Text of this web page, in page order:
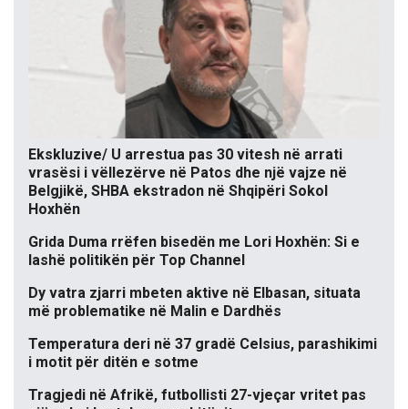
Ekskluzive/ U arrestua pas 30 vitesh në arrati
vrasësi i vëllezërve në Patos dhe një vajze në
Belgjikë, SHBA ekstradon në Shqipëri Sokol
Hoxhën
Grida Duma rrëfen bisedën me Lori Hoxhën: Si e
lashë politikën për Top Channel
Dy vatra zjarri mbeten aktive në Elbasan, situata
më problematike në Malin e Dardhës
Temperatura deri në 37 gradë Celsius, parashikimi
i motit për ditën e sotme
Tragjedi në Afrikë, futbollisti 27-vjeçar vritet pas